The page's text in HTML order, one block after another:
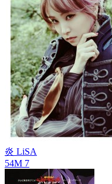
炎 LiSA
54M 7